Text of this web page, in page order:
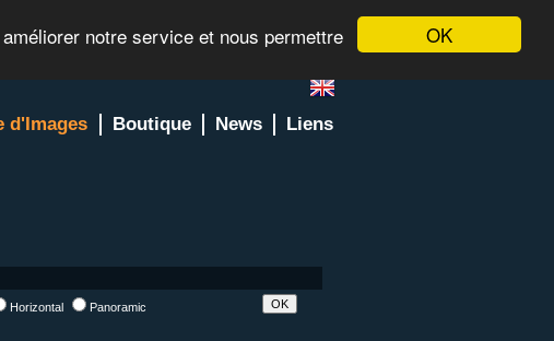
OK
notre service et nous permettre
d'Images Boutique News Liens
Horizontal Panoramic